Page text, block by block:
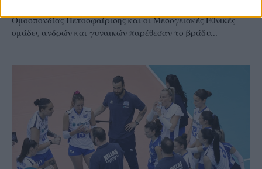
Ομοσπονδίας Πετοσφαίρισης και οι Μεσογειακές Εθνικές
ομάδες ανδρών και γυναικών παρέθεσαν το βράδυ...